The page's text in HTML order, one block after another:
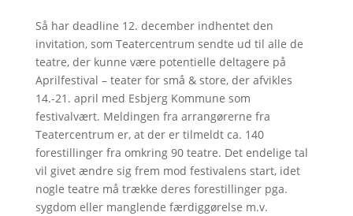
Så har deadline 12. december indhentet den
invitation, som Teatercentrum sendte ud til alle de
teatre, der kunne være potentielle deltagere på
Aprilfestival – teater for små & store, der afvikles
14.-21. april med Esbjerg Kommune som
festivalvært. Meldingen fra arrangørerne fra
Teatercentrum er, at der er tilmeldt ca. 140
forestillinger fra omkring 90 teatre. Det endelige tal
vil givet ændre sig frem mod festivalens start, idet
nogle teatre må trække deres forestillinger pga.
sygdom eller manglende færdiggørelse m.v.